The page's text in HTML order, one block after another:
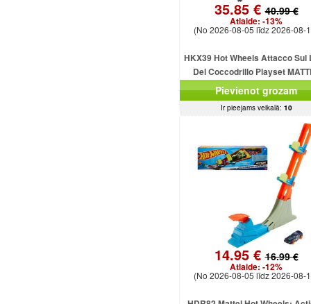
35.85 €40.99 €
Atlaide: -13%
(No 2026-08-05 līdz 2026-08-
HKX39 Hot Wheels Attacco Sul
Del Coccodrillo Playset
Pievienot grozam
Ir pieejams veikalā: 10
14.95 €16.99 €
Atlaide: -12%
(No 2026-08-05 līdz 2026-08-